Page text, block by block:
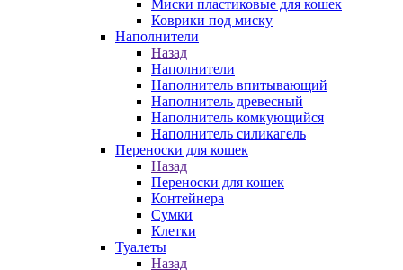
Миски пластиковые для кошек
Коврики под миску
Наполнители
Назад
Наполнители
Наполнитель впитывающий
Наполнитель древесный
Наполнитель комкующийся
Наполнитель силикагель
Переноски для кошек
Назад
Переноски для кошек
Контейнера
Сумки
Клетки
Туалеты
Назад